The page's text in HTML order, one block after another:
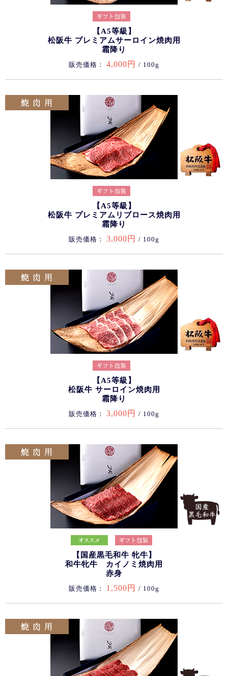
【A5等級】
松阪牛 プレミアムサーロイン焼肉用
霜降り
販売価格： 4,000円 / 100g
【A5等級】
松阪牛 プレミアムリブロース焼肉用
霜降り
販売価格： 3,000円 / 100g
【A5等級】
松阪牛 サーロイン焼肉用
霜降り
販売価格： 3,000円 / 100g
【国産黒毛和牛 牝牛】
和牛牝牛 カイノミ焼肉用
赤身
販売価格： 1,500円 / 100g